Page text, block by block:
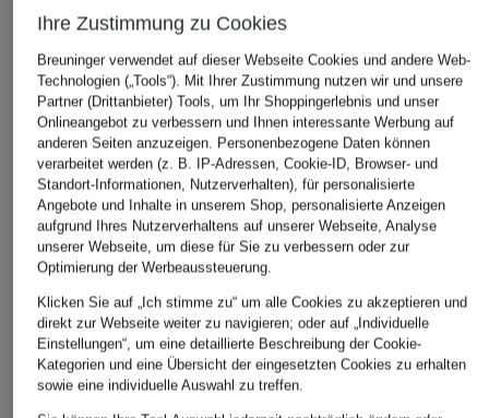
Ihre Zustimmung zu Cookies
Breuninger verwendet auf dieser Webseite Cookies und andere Web-
Technologien („Tools“). Mit Ihrer Zustimmung nutzen wir und unsere
Partner (Drittanbieter) Tools, um Ihr Shoppingerlebnis und unser
Onlineangebot zu verbessern und Ihnen interessante Werbung auf
anderen Seiten anzuzeigen. Personenbezogene Daten können
verarbeitet werden (z. B. IP-Adressen, Cookie-ID, Browser- und
Standort-Informationen, Nutzerverhalten), für personalisierte
Angebote und Inhalte in unserem Shop, personalisierte Anzeigen
aufgrund Ihres Nutzerverhaltens auf unserer Webseite, Analyse
unserer Webseite, um diese für Sie zu verbessern oder zur
Optimierung der Werbeaussteuerung.
Klicken Sie auf „Ich stimme zu“ um alle Cookies zu akzeptieren und
direkt zur Webseite weiter zu navigieren; oder auf „Individuelle
Einstellungen“, um eine detaillierte Beschreibung der Cookie-
Kategorien und eine Übersicht der eingesetzten Cookies zu erhalten
sowie eine individuelle Auswahl zu treffen.